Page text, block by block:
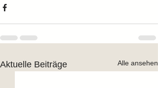
Aktuelle Beiträge Alle ansehen